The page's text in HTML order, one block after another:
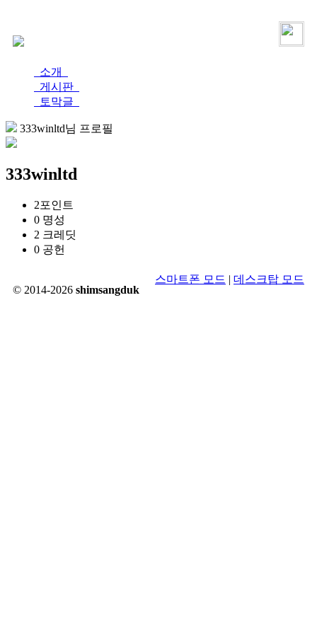
소개
게시판
토막글
333winltd님 프로필
333winltd
2포인트
0 명성
2 크레딧
0 공헌
© 2014-2026 shimsangduk
스마트폰 모드 | 데스크탑 모드